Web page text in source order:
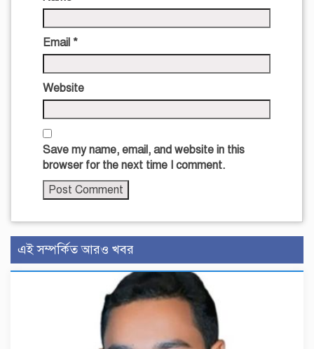
Email *
Website
Save my name, email, and website in this
browser for the next time I comment.
এই সম্পর্কিত আরও খবর